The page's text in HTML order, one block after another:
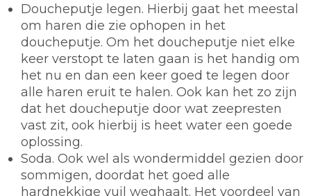
Doucheputje legen. Hierbij gaat het meestal
om haren die zie ophopen in het
doucheputje. Om het doucheputje niet elke
keer verstopt te laten gaan is het handig om
het nu en dan een keer goed te legen door
alle haren eruit te halen. Ook kan het zo zijn
dat het doucheputje door wat zeepresten
vast zit, ook hierbij is heet water een goede
oplossing.
Soda. Ook wel als wondermiddel gezien door
sommigen, doordat het goed alle
hardnekkige vuil weghaalt. Het voordeel van